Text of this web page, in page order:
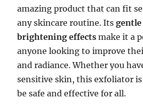
amazing product that can fit
any skincare routine. Its
brightening effects make it a
anyone looking to improve
and radiance. Whether you
sensitive skin, this exfoliator
be safe and effective for all.